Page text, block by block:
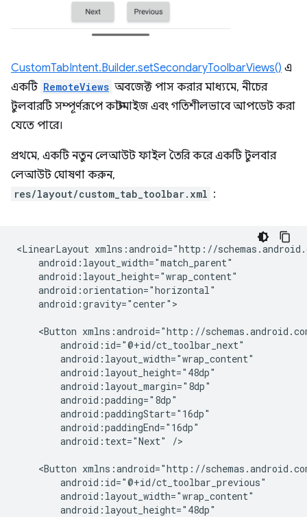
CustomTabIntent.Builder.setSecondaryToolbarViews() এ
একটি RemoteViews অবজেক্ট পাস করার মাধ্যমে, নীচের
টুলবারটি সম্পূর্ণরূপে কাস্টমাইজ এবং গতিশীলভাবে আপডেট করা
যেতে পারে।
প্রথমে, একটি নতুন লেআউট ফাইল তৈরি করে একটি টুলবার
লেআউট ঘোষণা করুন,
res/layout/custom_tab_toolbar.xml :
<LinearLayout
android:gravity="center">
<Button
android:text="Next"
/>
<Button